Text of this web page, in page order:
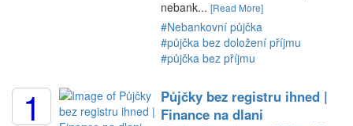
nebank... [Read More]
#Nebankovní půjčka
#půjčka bez doložení příjmu
#půjčka bez příjmu
1
Půjčky bez registru ihned |
Finance na dlani